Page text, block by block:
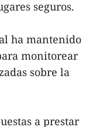
seguros.
ha mantenido
monitorear
sobre la
a prestar